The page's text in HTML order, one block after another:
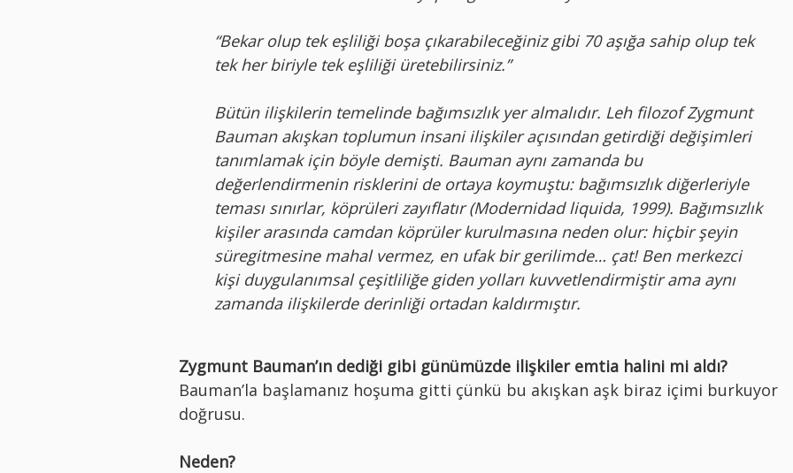
“Bekar olup tek eşliliği boşa çıkarabileceğiniz gibi 70 aşığa sahip olup tek
tek her biriyle tek eşliliği üretebilirsiniz.”
Bütün ilişkilerin temelinde bağımsızlık yer almalıdır. Leh filozof Zygmunt
Bauman akışkan toplumun insani ilişkiler açısından getirdiği değişimleri
tanımlamak için böyle demişti. Bauman aynı zamanda bu
değerlendirmenin risklerini de ortaya koymuştu: bağımsızlık diğerleriyle
teması sınırlar, köprüleri zayıflatır (Modernidad liquida, 1999). Bağımsızlık
kişiler arasında camdan köprüler kurulmasına neden olur: hiçbir şeyin
süregitmesine mahal vermez, en ufak bir gerilimde… çat! Ben merkezci
kişi duygulanımsal çeşitliliğe giden yolları kuvvetlendirmiştir ama aynı
zamanda ilişkilerde derinliği ortadan kaldırmıştır.
Zygmunt Bauman’ın dediği gibi günümüzde ilişkiler emtia halini mi aldı?
Bauman’la başlamanız hoşuma gitti çünkü bu akışkan aşk biraz içimi burkuyor
doğrusu.
Neden?